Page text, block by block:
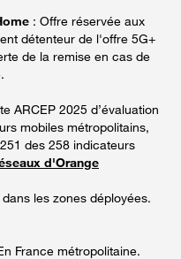
: Offre réservée aux
détenteur de l'offre 5G+
de la remise en cas de
ARCEP 2025 d’évaluation
mobiles métropolitains,
des 258 indicateurs
d'Orange
dans les zones déployées.
France métropolitaine.